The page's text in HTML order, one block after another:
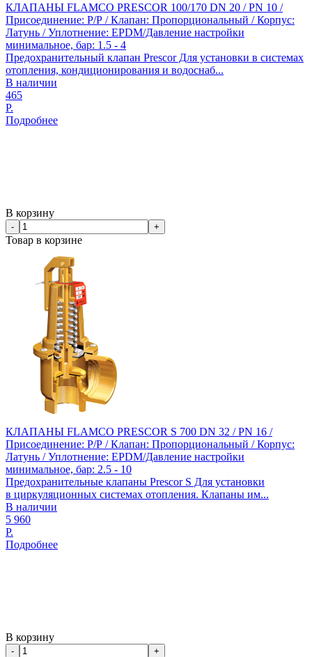
КЛАПАНЫ FLAMCO PRESCOR 100/170 DN 20 / PN 10 /
Присоединение: Р/Р / Клапан: Пропорциональный / Корпус:
Латунь / Уплотнение: EPDM/Давление настройки
минимальное, бар: 1.5 - 4
Предохранительный клапан Prescor Для установки в системах
отопления, кондиционирования и водоснаб...
В наличии
465
Р.
Подробнее
В корзину
- +
Товар в корзине
КЛАПАНЫ FLAMCO PRESCOR S 700 DN 32 / PN 16 /
Присоединение: Р/Р / Клапан: Пропорциональный / Корпус:
Латунь / Уплотнение: EPDM/Давление настройки
минимальное, бар: 2.5 - 10
Предохранительные клапаны Prescor S Для установки
в циркуляционных системах отопления. Клапаны им...
В наличии
5 960
Р.
Подробнее
В корзину
- +